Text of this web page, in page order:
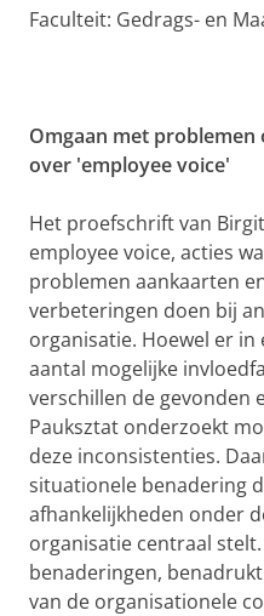
Faculteit: Gedrags- en
Omgaan met
over 'employee voice'
Het proefschrift van
employee voice, acties
problemen aankaarten
verbeteringen doen bij
organisatie. Hoewel er
aantal mogelijke
verschillen de gevonden
Pauksztat onderzoekt
deze inconsistenties.
situationele benadering
afhankelijkheden onder
organisatie centraal
benaderingen,
van de organisationele